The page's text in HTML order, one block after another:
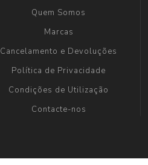
Quem Somos
Marcas
Cancelamento e Devoluções
Política de Privacidade
Condições de Utilização
Contacte-nos